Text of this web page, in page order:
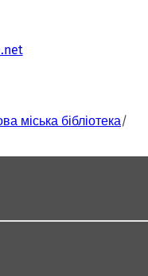
(
р
в
ь
міська бібліотека